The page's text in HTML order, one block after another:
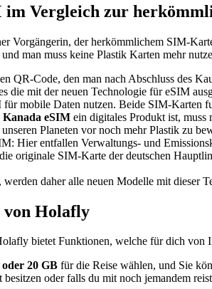
Vergleich zur
Vorgängerin, der herkömmlichem SIM-
man muss keine Plastik Karten mehr
QR-Code, den man nach Abschluss des
die mit der neuen Technologie für eSIM
für mobile Daten nutzen. Beide SIM-Karten
Kanada eSIM ein digitales Produkt ist,
Planeten vor noch mehr Plastik zu
Hier entfallen Verwaltungs- und
originale SIM-Karte der deutschen
werden daher alle neuen Modelle mit dieser
von Holafly
bietet Funktionen, welche für dich von
oder 20 GB für die Reise wählen, und Sie
besitzen oder falls du mit noch jemandem